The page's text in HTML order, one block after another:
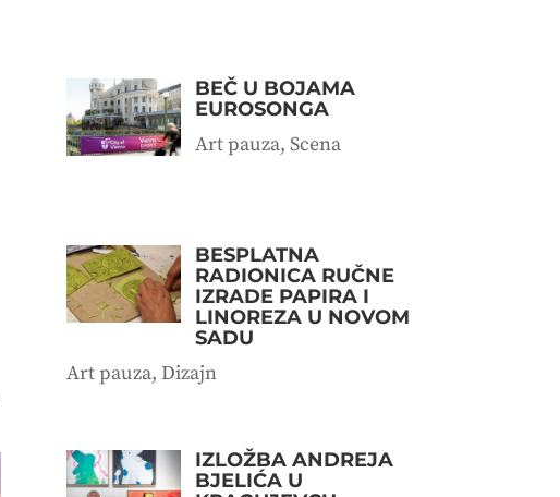
BEČ U BOJAMA
EUROSONGA
Art pauza, Scena
BESPLATNA
RADIONICA RUČNE
IZRADE PAPIRA I
LINOREZA U NOVOM
SADU
Art pauza, Dizajn
IZLOŽBA ANDREJA
BJELIĆA U